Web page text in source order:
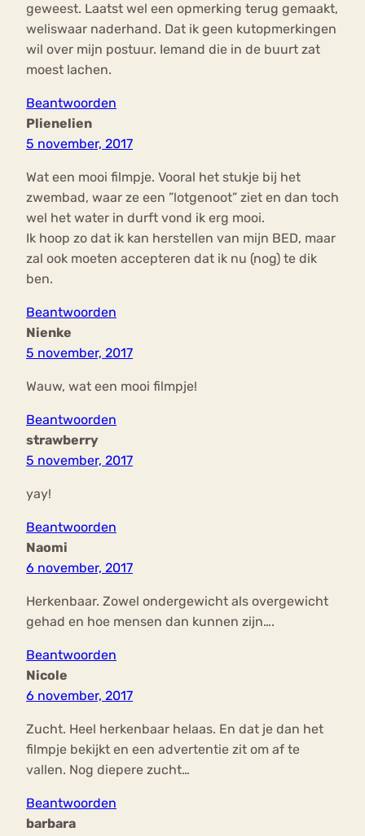
geweest. Laatst wel een opmerking terug gemaakt,
weliswaar naderhand. Dat ik geen kutopmerkingen
wil over mijn postuur. Iemand die in de buurt zat
moest lachen.
Beantwoorden
Plienelien
5 november, 2017
Wat een mooi filmpje. Vooral het stukje bij het
zwembad, waar ze een ”lotgenoot” ziet en dan toch
wel het water in durft vond ik erg mooi.
Ik hoop zo dat ik kan herstellen van mijn BED, maar
zal ook moeten accepteren dat ik nu (nog) te dik
ben.
Beantwoorden
Nienke
5 november, 2017
Wauw, wat een mooi filmpje!
Beantwoorden
strawberry
5 november, 2017
yay!
Beantwoorden
Naomi
6 november, 2017
Herkenbaar. Zowel ondergewicht als overgewicht
gehad en hoe mensen dan kunnen zijn….
Beantwoorden
Nicole
6 november, 2017
Zucht. Heel herkenbaar helaas. En dat je dan het
filmpje bekijkt en een advertentie zit om af te
vallen. Nog diepere zucht…
Beantwoorden
barbara